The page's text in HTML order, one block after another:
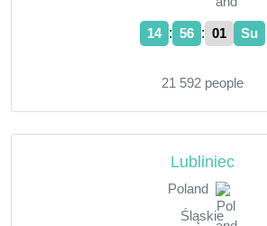
14 : 56 : 02 Su
21 592 people
Lubliniec
Poland
Śląskie